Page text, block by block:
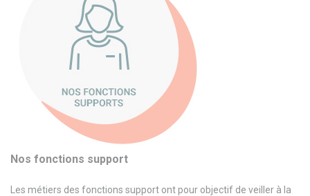
Nos fonctions support
Les métiers des fonctions support ont pour objectif de veiller à la